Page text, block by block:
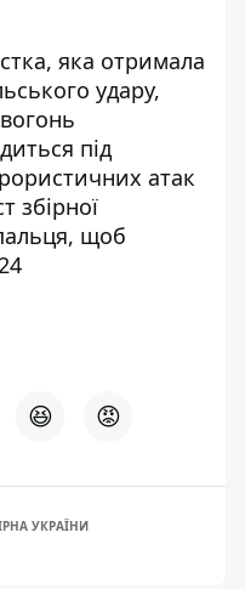
яка отримала
удару,
під
атак
збірної
пальця, щоб
😆 😡
УКРАЇНИ